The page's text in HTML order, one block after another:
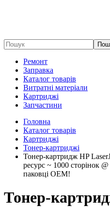
Ремонт
Заправка
Каталог товарів
Витратні матеріали
Картриджі
Запчастини
Головна
Каталог товарів
Картриджі
Тонер-картриджі
Тонер-картридж HP
ресурс ~ 1000 сторінок
паковці ОЕМ!
Тонер-